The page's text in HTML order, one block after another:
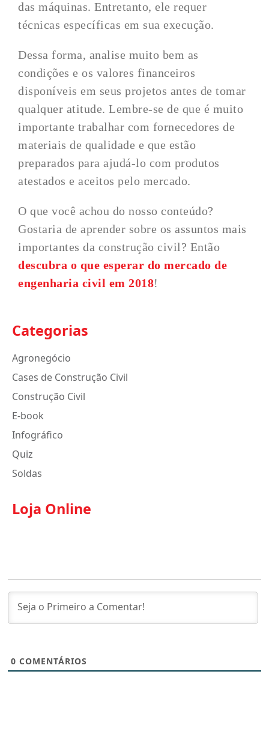
das máquinas. Entretanto, ele requer
técnicas específicas em sua execução.
Dessa forma, analise muito bem as
condições e os valores financeiros
disponíveis em seus projetos antes de tomar
qualquer atitude. Lembre-se de que é muito
importante trabalhar com fornecedores de
materiais de qualidade e que estão
preparados para ajudá-lo com produtos
atestados e aceitos pelo mercado.
O que você achou do nosso conteúdo?
Gostaria de aprender sobre os assuntos mais
importantes da construção civil? Então
descubra o que esperar do mercado de
engenharia civil em 2018!
Categorias
Agronegócio
Cases de Construção Civil
Construção Civil
E-book
Infográfico
Quiz
Soldas
Loja Online
0 COMENTÁRIOS